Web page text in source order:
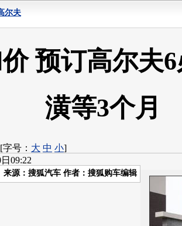
尔夫
预订高尔夫
潢等3个月
字号： 大 中 小]
09:22
来源： 搜狐汽车 作者：搜狐购车编辑